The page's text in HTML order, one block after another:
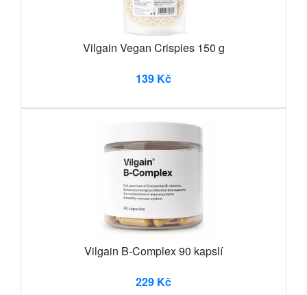
Vilgain Vegan Crispies 150 g
139 Kč
Vilgain B-Complex 90 kapslí
229 Kč